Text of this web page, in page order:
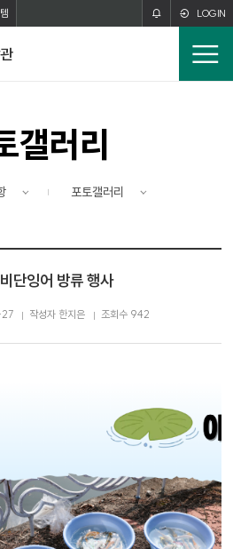
본문 바로가기
메뉴 바로가기 LOGIN
전
체
갤러리
포토갤러리
단잉어 방류 행사
작성자 한지은 조회수 942